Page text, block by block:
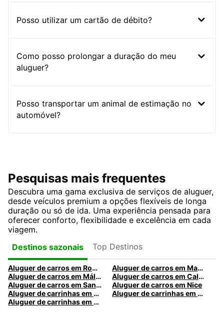
Posso utilizar um cartão de débito?
Como posso prolongar a duração do meu
aluguer?
Posso transportar um animal de estimação no
automóvel?
Pesquisas mais frequentes
Descubra uma gama exclusiva de serviços de aluguer,
desde veículos premium a opções flexíveis de longa
duração ou só de ida. Uma experiência pensada para
oferecer conforto, flexibilidade e excelência em cada
viagem.
Destinos sazonais
Top Destinos
Aluguer de carros em Roma
Aluguer de carros em Madrid
Aluguer de carros em Málaga
Aluguer de carros em Caldas da Rainha
Aluguer de carros em Santa Maria da Feira
Aluguer de carros em Nice
Aluguer de carrinhas em Nice
Aluguer de carrinhas em Santa Maria da Feira
Aluguer de carrinhas em Caldas da Rainha